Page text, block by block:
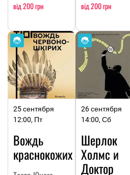
від 200 грн від 200 грн
25 сентября
12:00, Пт
Вождь
краснокожих
26 сентября
14:00, Сб
Шерлок
Холмс и
Доктор